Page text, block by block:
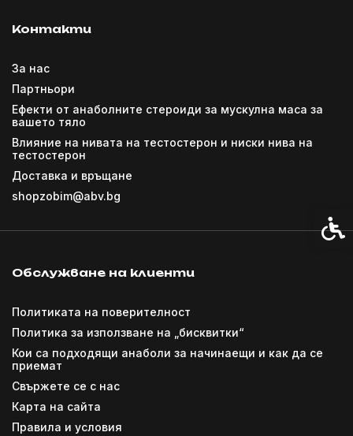
Контакти
За нас
Партньори
Ефекти от анаболните стероиди за мускулна маса за
вашето тяло
Влияние на нивата на тестостерон и ниски нива на
тестостерон
Доставка и връщане
shopzobim@abv.bg
Обслужване на клиенти
Политиката на поверителност
Политика за използване на „бисквитки“
Кои са подходящи анаболи за начинаещи и как да се
приемат
Свържете се с нас
Карта на сайта
Правила и условия